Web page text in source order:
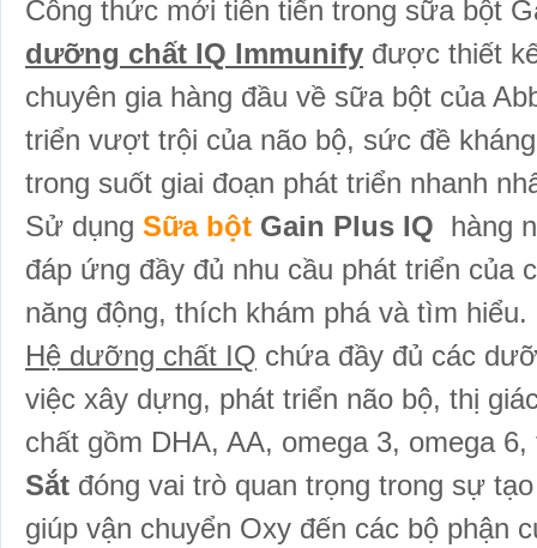
Công thức mới tiên tiến trong sữa bột
dưỡng chất IQ Immunify được thiết
chuyên gia hàng đầu về sữa bột của
triển vượt trội của não bộ, sức đề
trong suốt giai đoạn phát triển nhanh
Sử dụng Sữa bột Gain Plus IQ
hàng
đáp ứng đầy đủ nhu cầu phát triển của
năng động, thích khám phá và tìm hiểu.
Hệ dưỡng chất IQ chứa đầy đủ các
việc xây dựng, phát triển não bộ, thị
chất gồm DHA, AA, omega 3, omega
Sắt đóng vai trò quan trọng trong sự
giúp vận chuyển Oxy đến các bộ phận